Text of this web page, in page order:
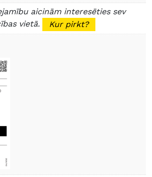
aicinām interesēties sev
vietā.
Kur pirkt?